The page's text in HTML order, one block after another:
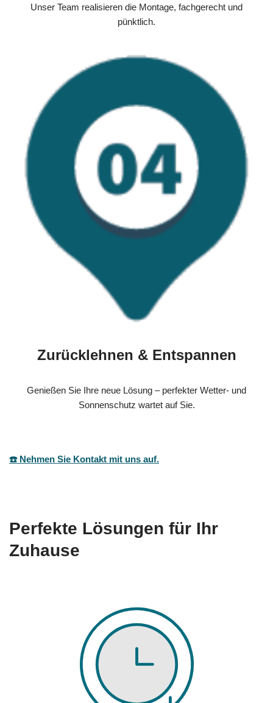
Unser Team realisieren die Montage, fachgerecht und
pünktlich.
Zurücklehnen & Entspannen
Genießen Sie Ihre neue Lösung – perfekter Wetter- und
Sonnenschutz wartet auf Sie.
☎️ Nehmen Sie Kontakt mit uns auf.
Perfekte Lösungen für Ihr
Zuhause